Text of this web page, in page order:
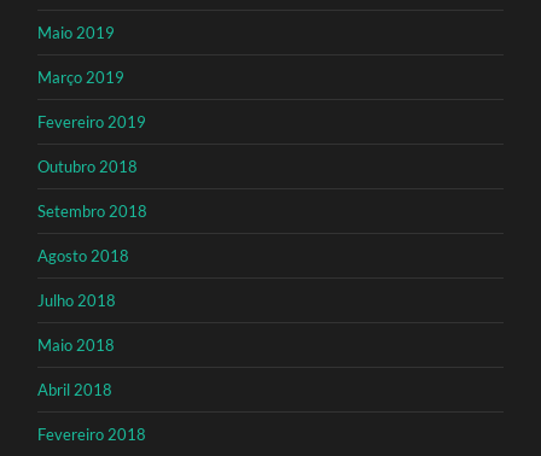
Maio 2019
Março 2019
Fevereiro 2019
Outubro 2018
Setembro 2018
Agosto 2018
Julho 2018
Maio 2018
Abril 2018
Fevereiro 2018